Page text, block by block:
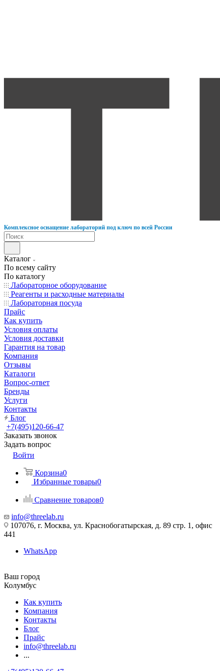
Комплексное оснащение лабораторий под ключ по всей России
Каталог
По всему сайту
По каталогу
Лабораторное оборудование
Реагенты и расходные материалы
Лабораторная посуда
Прайс
Как купить
Условия оплаты
Условия доставки
Гарантия на товар
Компания
Отзывы
Каталоги
Вопрос-ответ
Бренды
Услуги
Контакты
Блог
+7(495)120-66-47
Заказать звонок
Задать вопрос
Войти
Корзина0
Избранные товары0
Сравнение товаров0
info@threelab.ru
107076, г. Москва, ул. Краснобогатырская, д. 89 стр. 1, офис
441
WhatsApp
Ваш город
Колумбус
Как купить
Компания
Контакты
Блог
Прайс
info@threelab.ru
...